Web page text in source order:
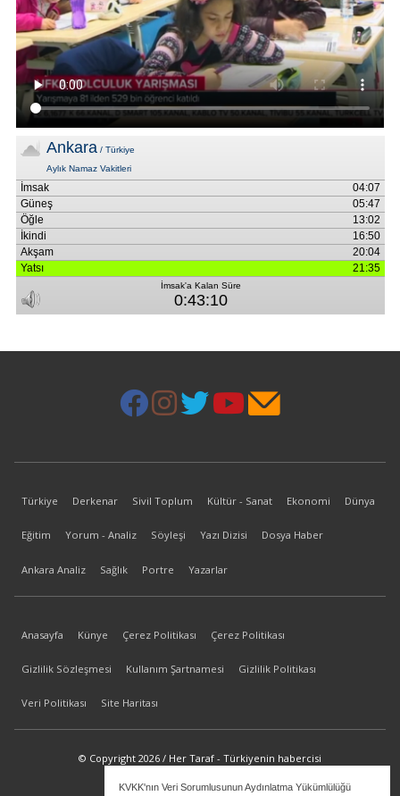
KVKK'nın Veri Sorumlusunun Aydınlatma Yükümlülüğü
Türkiye Derkenar Sivil Toplum Kültür - Sanat Ekonomi Dünya
Eğitim Yorum - Analiz Söyleşi Yazı Dizisi Dosya Haber
Ankara Analiz Sağlık Portre Yazarlar
Anasayfa Künye Çerez Politikası Çerez Politikası
Gizlilik Sözleşmesi Kullanım Şartnamesi Gizlilik Politikası
Veri Politikası Site Haritası
© Copyright 2026 / Her Taraf - Türkiyenin habercisi